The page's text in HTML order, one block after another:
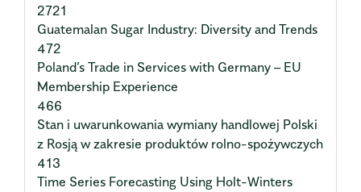
2721
Guatemalan Sugar Industry: Diversity and Trends
472
Poland’s Trade in Services with Germany – EU
Membership Experience
466
Stan i uwarunkowania wymiany handlowej Polski
z Rosją w zakresie produktów rolno-spożywczych
413
Time Series Forecasting Using Holt-Winters